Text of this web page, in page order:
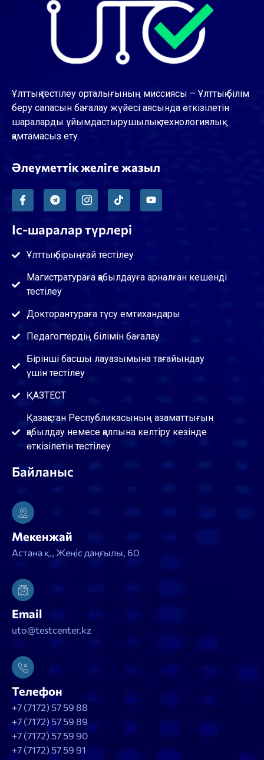
Ұлттық тестілеу орталығының миссиясы – Ұлттық білім
беру сапасын бағалау жүйесі аясында өткізілетін
шараларды ұйымдастырушылық-технологиялық
қамтамасыз ету.
Әлеуметтік желіге жазыл
Іс-шаралар түрлері
Ұлттық бірыңғай тестілеу
Магистратураға қабылдауға арналған кешенді
тестілеу
Докторантураға түсу емтихандары
Педагогтердің білімін бағалау
Бірінші басшы лауазымына тағайындау
үшін тестілеу
ҚАЗТЕСТ
Қазақстан Республикасының азаматтығын
қабылдау немесе қалпына келтіру кезінде
өткізілетін тестілеу
Байланыс
Мекенжай
Астана қ., Жеңіс даңғылы, 60
Email
uto@testcenter.kz
Телефон
+7 (7172) 57 59 88
+7 (7172) 57 59 89
+7 (7172) 57 59 90
+7 (7172) 57 59 91